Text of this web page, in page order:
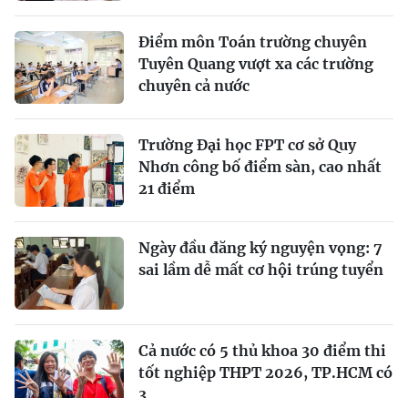
Điểm môn Toán trường chuyên
Tuyên Quang vượt xa các trường
chuyên cả nước
Trường Đại học FPT cơ sở Quy
Nhơn công bố điểm sàn, cao nhất
21 điểm
Ngày đầu đăng ký nguyện vọng: 7
sai lầm dễ mất cơ hội trúng tuyển
Cả nước có 5 thủ khoa 30 điểm thi
tốt nghiệp THPT 2026, TP.HCM có
3